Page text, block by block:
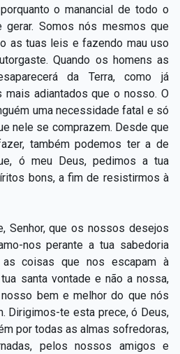
o manancial de todo o
gerar. Somos nós mesmos que
as tuas leis e fazendo mau uso
Quando os homens as
da Terra, como já
mais adiantados que o nosso. O
uma necessidade fatal e só
nele se comprazem. Desde que
também podemos ter a de
ó meu Deus, pedimos a tua
bons, a fim de resistirmos à
Senhor, que os nossos desejos
nos perante a tua sabedoria
coisas que nos escapam à
santa vontade e não a nossa,
bem e melhor do que nós
Dirigimos-te esta prece, ó Deus,
por todas as almas sofredoras,
pelos nossos amigos e